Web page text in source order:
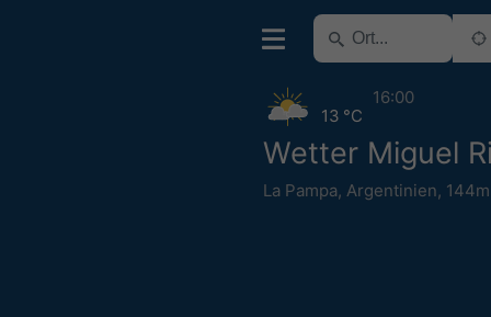
Wetter Miguel
La Pampa, Argentinien,
13 °C
16:00